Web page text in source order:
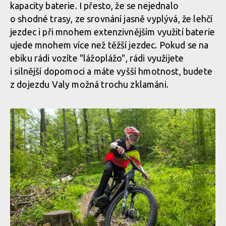
Displej nehledej, Bosch System Controller dodá veškeré
potřebné informace, dojezd i rámcový stav baterie
Displej nehledej, Bosch System Controller dodá veškeré
potřebné informace, dojezd i rámcový stav baterie
Bezdrátové ovládání přepínání režimů, pro čistý kokpit
Bezdrátové ovládání přepínání režimů, pro čistý kokpit
baterie
Neforemný držák na láhev lze vyměnit za PowerMore rozšíření
baterie
baterie
Neforemný držák na láhev lze vyměnit za PowerMore rozšíření
baterie
Neforemný držák na láhev lze vyměnit za PowerMore rozšíření
baterie
kapacity baterie. I přesto, že se nejednalo
o shodné trasy, ze srovnání jasně vyplývá, že lehčí
jezdec i při mnohem extenzivnějším využití baterie
ujede mnohem více než těžší jezdec. Pokud se na
ebiku rádi vozíte "lážoplážo", rádi využijete
i silnější dopomoci a máte vyšší hmotnost, budete
z dojezdu Valy možná trochu zklamáni.